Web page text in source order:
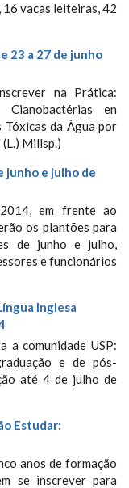
16 vacas leiteiras, 42
23 a 27 de junho
na Prática:
Cianobactérias en
Tóxicas da Água por
Millsp.)
junho e julho de
em frente ao
os plantões para
de junho e julho,
e funcionários
Inglesa
a comunidade USP:
e de pós-
até 4 de julho de
Estudar:
anos de formação
se inscrever para